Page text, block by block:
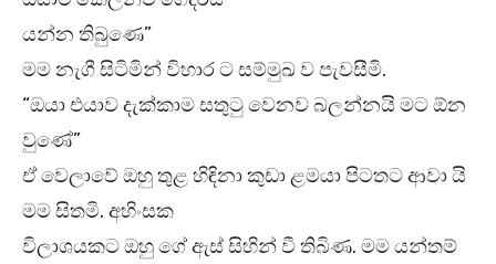
යන්න තිබුණෙ”
මම නැගී සිටිමින් විහාර ට සම්මුඛ ව පැවසීමි.
“ඔයා එයාව දැක්කාම සතුටු වෙනව බලන්නයි මට ඕන
වුණේ”
ඒ වෙලාවේ ඔහු තුළ හිඳිනා කුඩා ළමයා පිටතට ආවා යි
මම සිතමි. අහිංසක
විලාශයකට ඔහු ගේ ඇස් සිහින් වී තිබිණ. මම යන්තම්